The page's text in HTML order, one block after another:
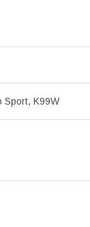
Sport, K99W